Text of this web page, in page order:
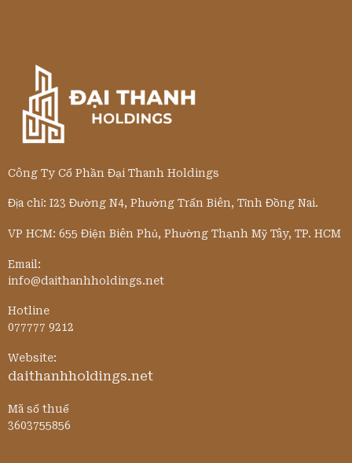
Công Ty Cổ Phần Đại Thanh Holdings
Địa chỉ: I23 Đường N4, Phường Trấn Biên, Tỉnh Đồng Nai.
VP HCM: 655 Điện Biên Phủ, Phường Thạnh Mỹ Tây, TP. HCM
Email:
info@daithanhholdings.net
Hotline
077777 9212
Website:
daithanhholdings.net
Mã số thuế
3603755856